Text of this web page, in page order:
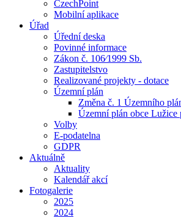
CzechPoint
Mobilní aplikace
Úřad
Úřední deska
Povinné informace
Zákon č. 106⁄1999 Sb.
Zastupitelstvo
Realizované projekty - dotace
Územní plán
Změna č. 1 Územního
Územní plán obce Lužice
Volby
E-podatelna
GDPR
Aktuálně
Aktuality
Kalendář akcí
Fotogalerie
2025
2024